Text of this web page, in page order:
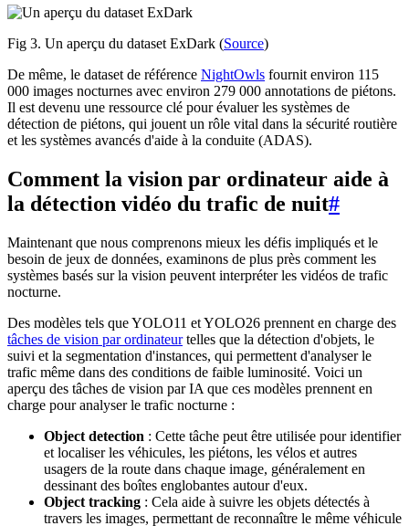
Fig 3. Un aperçu du dataset ExDark (Source)
De même, le dataset de référence NightOwls fournit environ 115
000 images nocturnes avec environ 279 000 annotations de piétons.
Il est devenu une ressource clé pour évaluer les systèmes de
détection de piétons, qui jouent un rôle vital dans la sécurité routière
et les systèmes avancés d'aide à la conduite (ADAS).
Comment la vision par ordinateur aide à
la détection vidéo du trafic de nuit#
Maintenant que nous comprenons mieux les défis impliqués et le
besoin de jeux de données, examinons de plus près comment les
systèmes basés sur la vision peuvent interpréter les vidéos de trafic
nocturne.
Des modèles tels que YOLO11 et YOLO26 prennent en charge des
tâches de vision par ordinateurtelles que la détection d'objets, le
suivi et la segmentation d'instances, qui permettent d'analyser le
trafic même dans des conditions de faible luminosité. Voici un
aperçu des tâches de vision par IA que ces modèles prennent en
charge pour analyser le trafic nocturne :
Object detection : Cette tâche peut être utilisée pour identifier
et localiser les véhicules, les piétons, les vélos et autres
usagers de la route dans chaque image, généralement en
dessinant des boîtes englobantes autour d'eux.
Object tracking : Cela aide à suivre les objets détectés à
travers les images, permettant de reconnaître le même véhicule